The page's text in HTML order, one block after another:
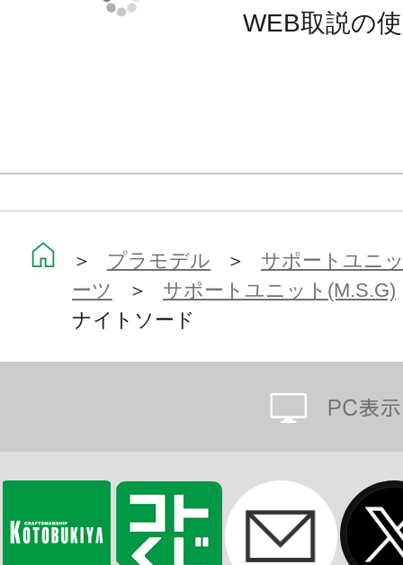
WEB取説の
＞ プラモデル ＞ サポートユニ
ーツ
＞ サポートユニット(M.S.G)
ナイトソード